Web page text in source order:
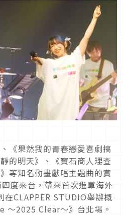
《果然我的青春戀愛喜劇搞
的明天》、《寶石商人理查
等知名動畫獻唱主題曲的實
度來台，帶來首次進軍海外
CLAPPER STUDIO舉辦概
2025 Clear～》台北場。